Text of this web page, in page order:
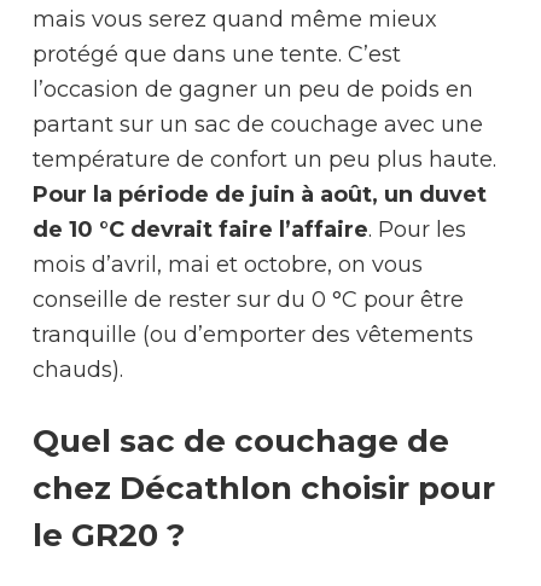
mais vous serez quand même mieux
protégé que dans une tente. C’est
l’occasion de gagner un peu de poids en
partant sur un sac de couchage avec une
température de confort un peu plus haute.
Pour la période de juin à août, un duvet
de 10 °C devrait faire l’affaire. Pour les
mois d’avril, mai et octobre, on vous
conseille de rester sur du 0 °C pour être
tranquille (ou d’emporter des vêtements
chauds).
Quel sac de couchage de
chez Décathlon choisir pour
le GR20 ?